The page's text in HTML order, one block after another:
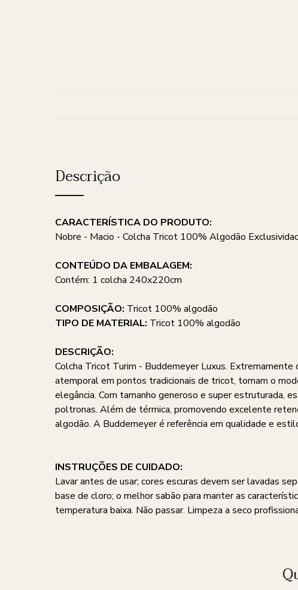
Descrição
CARACTERÍSTICA DO PRODUTO:
Nobre - Macio - Colcha Tricot 100% Algodão
CONTEÚDO DA EMBALAGEM:
Contém: 1 colcha 240x220cm
COMPOSIÇÃO: Tricot 100% algodão
TIPO DE MATERIAL: Tricot 100% algodão
DESCRIÇÃO:
Colcha Tricot Turim - Buddemeyer Luxus. Extremamente
atemporal em pontos tradicionais de tricot, tornam o
elegância. Com tamanho generoso e super estruturada,
poltronas. Além de térmica, promovendo excelente
algodão. A Buddemeyer é referência em qualidade e
INSTRUÇÕES DE CUIDADO:
Lavar antes de usar; cores escuras devem ser lavadas
base de cloro; o melhor sabão para manter as
temperatura baixa. Não passar. Limpeza a seco